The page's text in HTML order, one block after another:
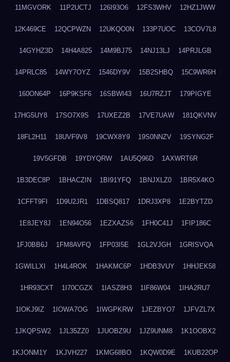
11MGVORK 11P2UCTJ 126I93O6 12FS3WHV 12HZ1JWW
12K469CE 12QCPWZN 12UKQO0N 133P7UOC 13COV7L8
14GYHZ3D 14H4A825 14M9BJ75 14NJ13LJ 14PRJLGB
14PRLC85 14WY7OYZ 1546DY9V 15B2SHBQ 15C9WR6H
160ON64P 16P9KSF6 16SBWI43 16U7RZJT 179PIGYE
17HG5UY8 17SO7X9S 17UXEZ2B 17VE7UAW 181QKVNV
18FL2H11 18UVF9V8 19CWX8Y9 19S0NNZV 19SYNG2F
19V5GFDB 19YDYQRW 1AU5Q96D 1AXWRT6R
1B3DEC8P 1BHACZIN 1BI91YFQ 1BNJXLZ0 1BR5X4KO
1CFFT9FI 1D9U2JR1 1DBSQ817 1DRJ3XP8 1E2BYTZD
1E8JEY8J 1EN94O56 1EZXAZS6 1FH0C41J 1FIP186C
1FJ0BB6J 1FM8AVFQ 1FP03I5E 1GL2VJGH 1GRISVQA
1GWILLXI 1H4L4ROK 1HAKMC6P 1HDB3VUY 1HHJEK58
1HR93CXT 1I70CGZX 1IASZ8H3 1IF86W04 1IHA2RU7
1IOKJ9IZ 1IOWA7OG 1IWGPKRW 1JEZBYO7 1JFVZL7X
1JKQPSW2 1JL35ZZ0 1JUOBZ9U 1JZ9UNM8 1K1OOBX2
1KJONM1Y 1KJVH227 1KMG68BO 1KQW0D9E 1KUB22OP